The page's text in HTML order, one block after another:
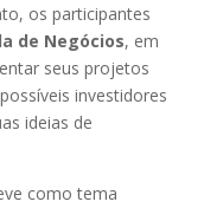
os participantes
de Negócios, em
seus projetos
investidores
ideias de
como tema